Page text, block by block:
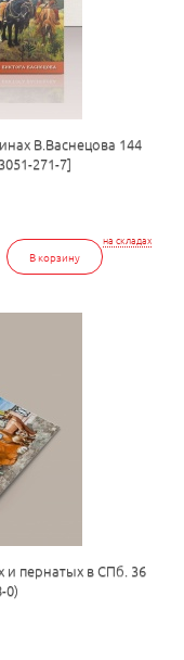
В.Васнецова 144
271-7]
на складах
В корзину
и пернатых в СПб. 36
0)